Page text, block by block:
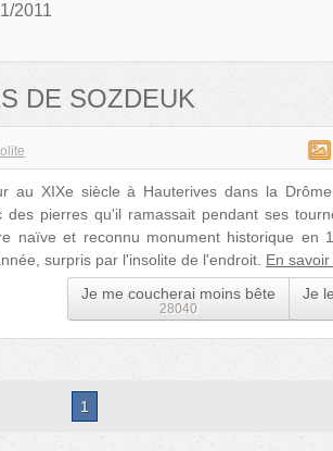
2011
DE SOZDEUK
au XIXe siècle à Hauterives dans la
pierres qu'il ramassait pendant ses
naïve et reconnu monument historique en
surpris par l'insolite de l'endroit. En
Je me coucherai moins bête
28040
Je
1